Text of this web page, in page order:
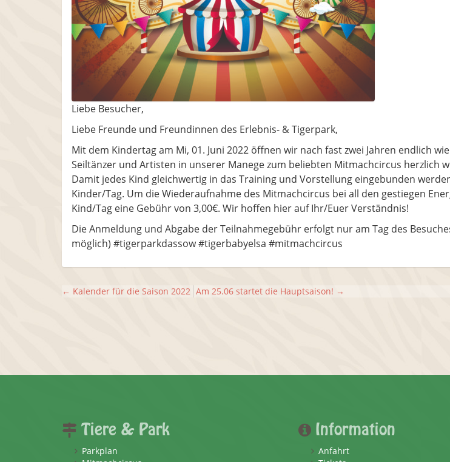
Liebe Besucher,
Liebe Freunde und Freundinnen des Erlebnis- & Tigerpark,
Mit dem Kindertag am Mi, 01. Juni 2022 öffnen wir nach fast zwei Jahren endlich
Seiltänzer und Artisten in unserer Manege zum beliebten Mitmachcircus herzlich
Damit jedes Kind gleichwertig in das Training und Vorstellung eingebunden
Kinder/Tag. Um die Wiederaufnahme des Mitmachcircus bei all den gestiegen
Kind/Tag eine Gebühr von 3,00€. Wir hoffen hier auf Ihr/Euer Verständnis!
Die Anmeldung und Abgabe der Teilnahmegebühr erfolgt nur am Tag des
möglich) #tigerparkdassow #tigerbabyelsa #mitmachcircus
← Kalender für die Saison 2022 Am 25.06 startet die Hauptsaison! →
Tiere & Park
Parkplan
Information
Anfahrt